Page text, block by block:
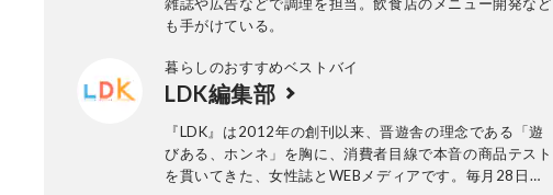
も手がけている。
暮らしのおすすめベストバイ
LDK編集部
『LDK』は2012年の創刊以来、晋遊舎の理念である「遊
びある、ホンネ」を胸に、消費者目線で本音の商品テスト
を貫いてきた、女性誌とWEBメディアです。毎月28日発